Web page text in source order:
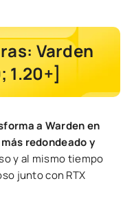
Varden
1.20+]
a Warden en
redondeado y
y al mismo tiempo
junto con RTX